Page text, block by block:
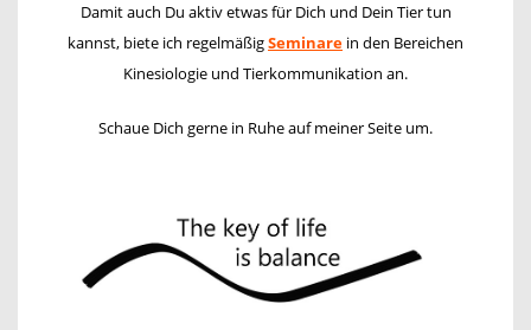
Damit auch Du aktiv etwas für Dich und Dein Tier tun
kannst, biete ich regelmäßigSeminare in den Bereichen
Kinesiologie und Tierkommunikation an.
Schaue Dich gerne in Ruhe auf meiner Seite um.